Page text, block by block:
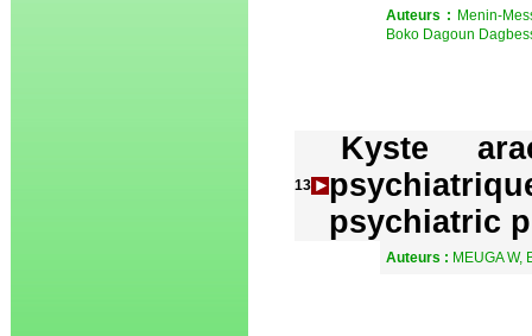
Auteurs : Menin-
Boko Dagoun
13
Kyste
psychiatric
Auteurs : MEUGA W,